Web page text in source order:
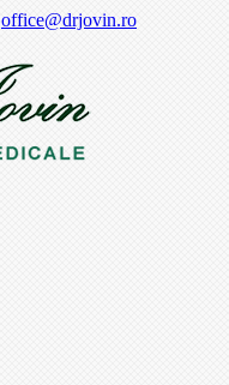
office@drjovin.ro